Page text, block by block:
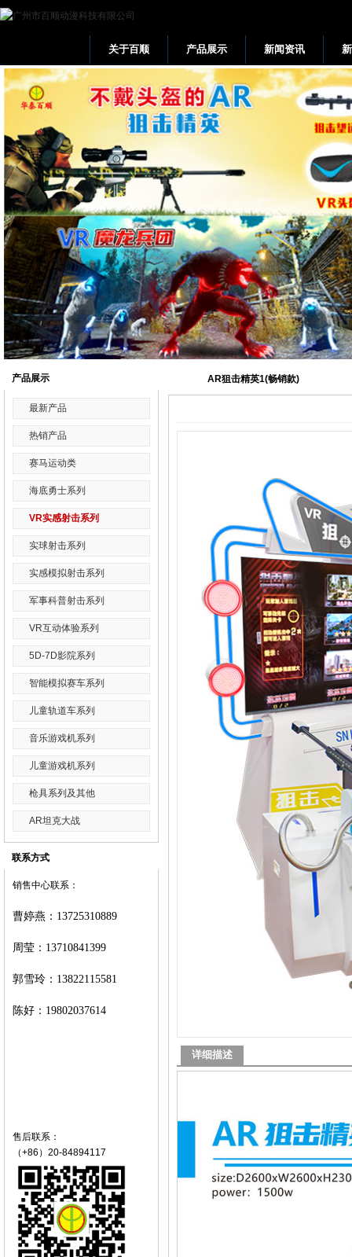
网站首页
关于百顺 产品展示 新闻资讯
产品展示
最新产品
热销产品
赛马运动类
海底勇士系列
VR实感射击系列
实球射击系列
实感模拟射击系列
军事科普射击系列
VR互动体验系列
5D-7D影院系列
智能模拟赛车系列
儿童轨道车系列
音乐游戏机系列
儿童游戏机系列
枪具系列及其他
AR坦克大战
联系方式
销售中心联系：
曹婷燕 ： 13725310889
周莹： 13710841399
郭雪玲： 13822115581
陈好： 19802037614
售后联系：
（+86）20-84894117
AR狙击精英1(畅销款)
详细描述